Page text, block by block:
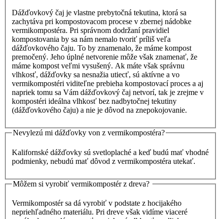
Dážďovkový čaj je vlastne prebytočná tekutina, ktorá sa
zachytáva pri kompostovacom procese v zbernej nádobke
vermikompostéra. Pri správnom dodržaní pravidiel
kompostovania by sa nám nemalo tvoriť príliš veľa
dážďovkového čaju. To by znamenalo, že máme kompost
premočený. Jeho úplné netvorenie môže však znamenať, že
máme kompost veľmi vysušený. Ak máte však správnu
vlhkosť, dážďovky sa nesnažia utiecť, sú aktívne a vo
vermikompostéri viditeľne prebieha kompostovací proces a aj
napriek tomu sa Vám dážďovkový čaj netvorí, tak je zrejme v
kompostéri ideálna vlhkosť bez nadbytočnej tekutiny
(dážďovkového čaju) a nie je dôvod na znepokojovanie.
Nevylezú mi dážďovky von z vermikompostéra?
Kalifornské dážďovky sú svetloplaché a keď budú mať vhodné
podmienky, nebudú mať dôvod z vermikompostéra utekať.
Môžem si vyrobiť vermikompostér z dreva?
Vermikompostér sa dá vyrobiť v podstate z hocijakého
nepriehľadného materiálu. Pri dreve však vidíme viaceré